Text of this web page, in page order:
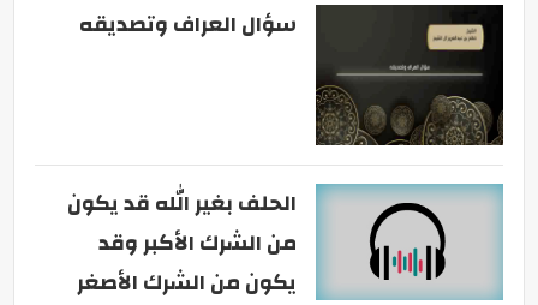
سؤال العراف وتصديقه
الحلف بغير الله قد يكون
من الشرك الأكبر وقد
يكون من الشرك الأصغر